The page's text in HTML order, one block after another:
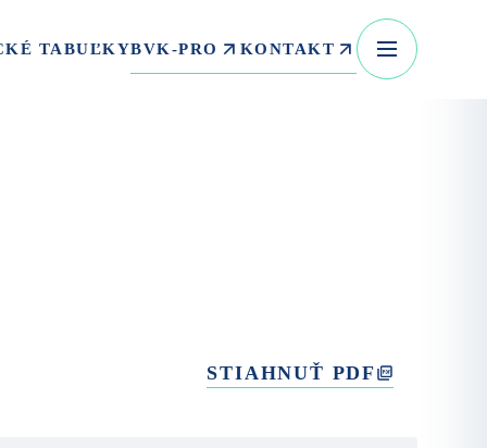
TABUĽKYBVK-PRO KONTAKT
STIAHNUŤ PDF